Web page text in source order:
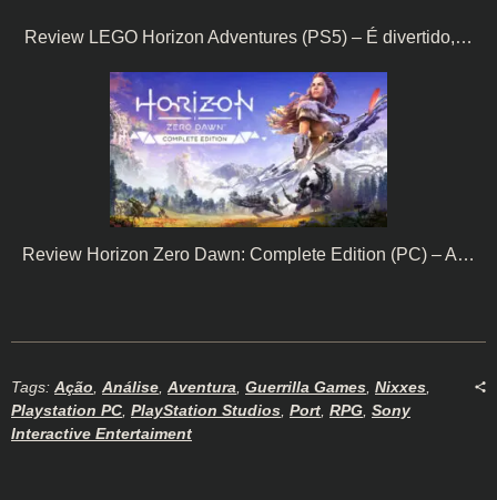
Review LEGO Horizon Adventures (PS5) – É divertido,…
Review Horizon Zero Dawn: Complete Edition (PC) – A…
Tags: Ação Análise Aventura Guerrilla Games Nixxes
Playstation PC PlayStation Studios Port RPG Sony
Interactive Entertaiment